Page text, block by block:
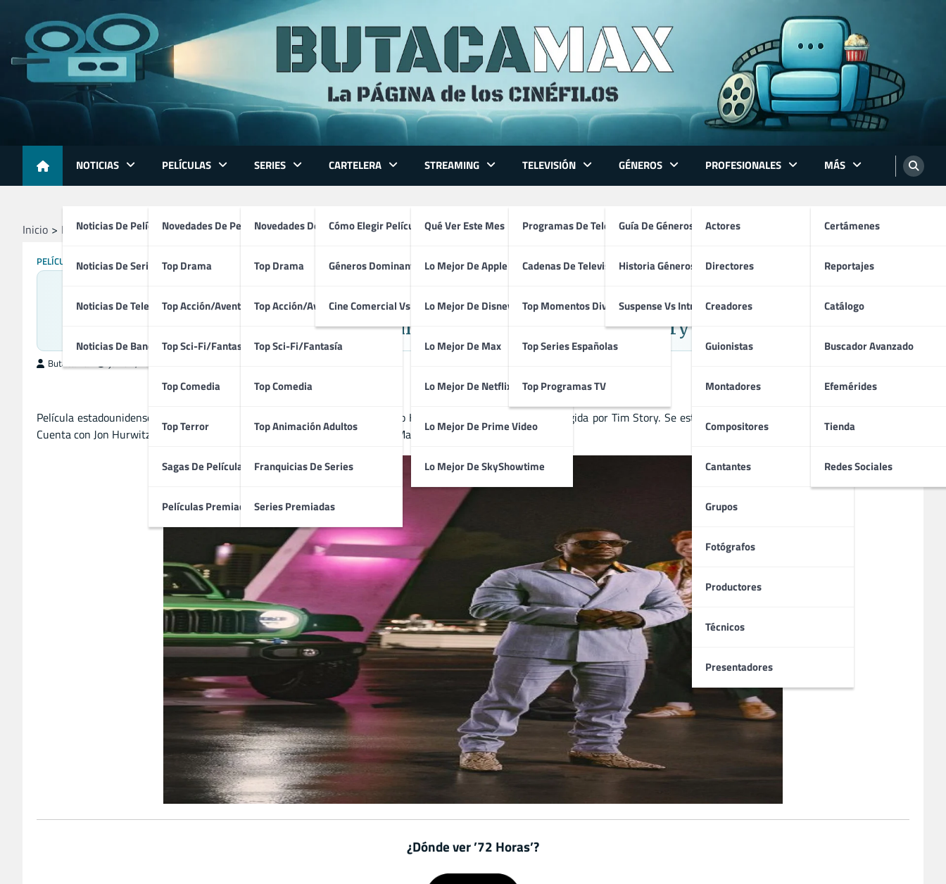
content
NOTICIAS
Noticias De Películas
Noticias De Series
Noticias De Televisión
Noticias De Bandas Sonoras
PELÍCULAS
Novedades De Películas
Top Drama
Top Acción/Aventura
Top Sci-Fi/Fantasía
Top Comedia
Top Terror
Sagas De Películas
Películas Premiadas
SERIES
Novedades De Series
Top Drama
Top Acción/Aventura
Top Sci-Fi/Fantasía
Top Comedia
Top Animación Adultos
Franquicias De Series
Series Premiadas
CARTELERA
Cómo Elegir Película
Géneros Dominantes
Cine Comercial Vs Autor
STREAMING
Qué Ver Este Mes
Lo Mejor De Apple TV
Lo Mejor De Disney+
Lo Mejor De Max
Lo Mejor De Netflix
Lo Mejor De Prime Video
Lo Mejor De SkyShowtime
TELEVISIÓN
Programas De Televisión
Cadenas De Televisión
Top Momentos Divertidos
Top Series Españolas
Top Programas TV
GÉNEROS
Guía De Géneros
Historia Géneros TV
Suspense Vs Intriga
PROFESIONALES
Actores
Directores
Creadores
Guionistas
Montadores
Compositores
Cantantes
Grupos
Fotógrafos
Productores
Técnicos
Presentadores
MÁS
Certámenes
Reportajes
Catálogo
Buscador Avanzado
Efemérides
Tienda
Redes Sociales
Inicio Películas 72 Horas (2026)
PELÍCULAS
72 Horas (2026)
Película Estadounidense dirigida por Tim Story
ButacaMax
Película estadounidense de comedia protagonizada por Kevin Hart, Marcello Hernández y Teyana Taylor y dirigida por Tim Story. Se estrenó a nivel mundial el 24 de julio de 2026.
Cuenta con Jon Hurwitz, Hayden Schlossberg, Josh Heald, Kevin Burrows y Matt Mider en el guion.
¿Dónde ver ’72 Horas’?